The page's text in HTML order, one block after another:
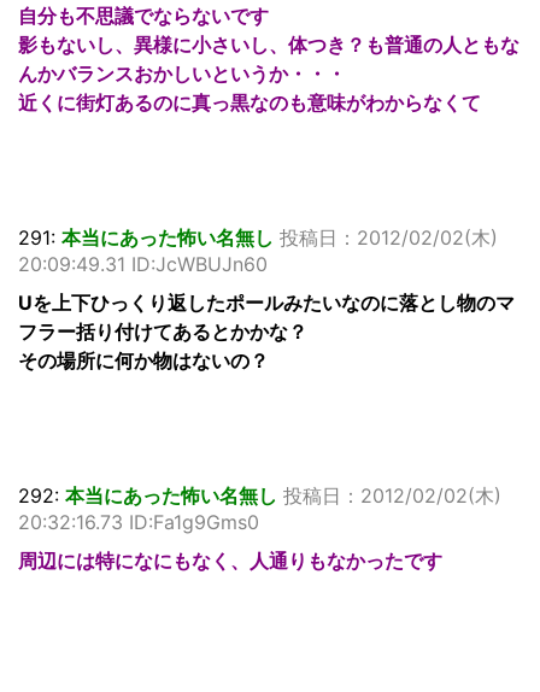
自分も不思議でならないです
影もないし、異様に小さいし、体つき？も普通の人ともな
んかバランスおかしいというか・・・
近くに街灯あるのに真っ黒なのも意味がわからなくて
291: 本当にあった怖い名無し 投稿日：2012/02/02(木)
20:09:49.31 ID:JcWBUJn60
Uを上下ひっくり返したポールみたいなのに落とし物のマ
フラー括り付けてあるとかかな？
その場所に何か物はないの？
292: 本当にあった怖い名無し 投稿日：2012/02/02(木)
20:32:16.73 ID:Fa1g9Gms0
周辺には特になにもなく、人通りもなかったです